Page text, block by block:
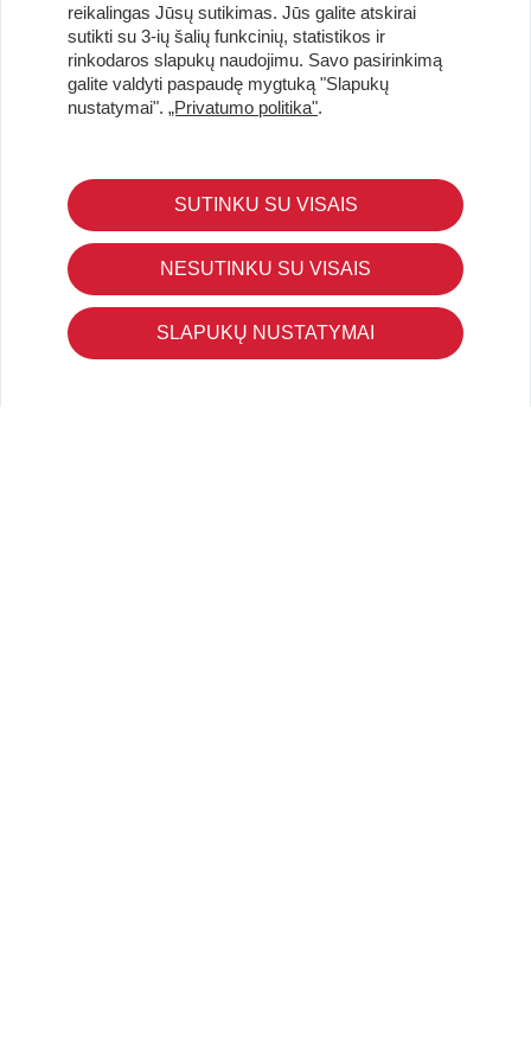
Užsisakykite naujienlaiškį ir pirmi gaukite geriausius
pasiūlymus!
KLIENTŲ APTARNAVIMAS
Pirkimo – pardavimo taisyklės
Pristatymas ir grąžinimas
Apmokėjimo būdai
Kokybės ir saugumo standartai
Privatumo taisyklės
reikalingas Jūsų sutikimas. Jūs galite atskirai
sutikti su 3-ių šalių funkcinių, statistikos ir
rinkodaros slapukų naudojimu. Savo pasirinkimą
galite valdyti paspaudę mygtuką "Slapukų
nustatymai". „Privatumo politika".
SUTINKU SU VISAIS
NESUTINKU SU VISAIS
SLAPUKŲ NUSTATYMAI